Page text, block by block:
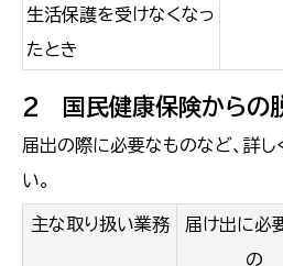
生活保護を受けなくなっ
たとき
2 国民健康保険からの
届出の際に必要なものなど、詳し
い。
主な取り扱い業務
届け出に必
の